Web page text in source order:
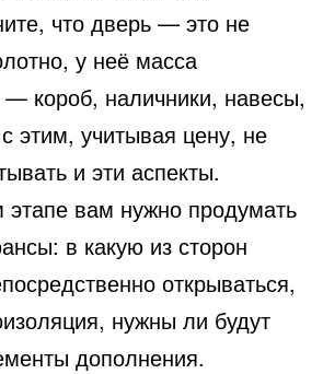
что дверь — это не
у неё масса
короб, наличники, навесы,
этим, учитывая цену, не
и эти аспекты.
вам нужно продумать
в какую из сторон
открываться,
нужны ли будут
дополнения.